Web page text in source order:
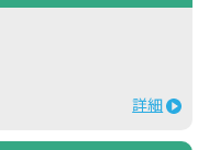
詳細